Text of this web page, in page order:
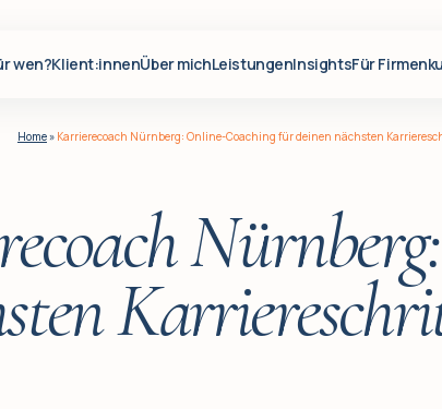
wen?Klient:innenÜber michLeistungenInsightsFür
Home» Karrierecoach Nürnberg: Online-Coaching für deinen nächsten